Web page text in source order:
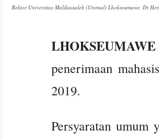
Rektor Universitas Malikussaleh (Unimal) Lhokseumawe, Dr
penerimaan
2019.
Persyaratan